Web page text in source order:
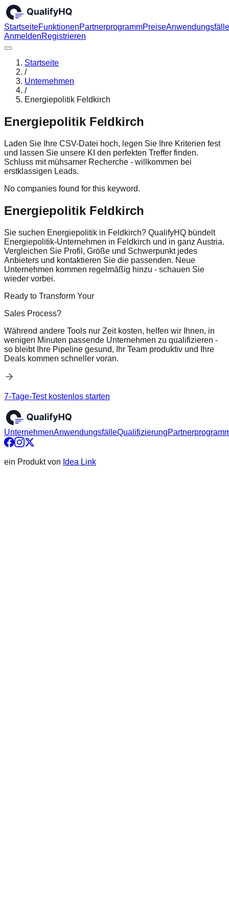
StartseiteFunktionenPartnerprogrammPreiseAnwendungsfälle
AnmeldenRegistrieren
Startseite
/
Unternehmen
/
Energiepolitik Feldkirch
Energiepolitik Feldkirch
Laden Sie Ihre CSV-Datei hoch, legen Sie Ihre Kriterien fest
und lassen Sie unsere KI den perfekten Treffer finden.
Schluss mit mühsamer Recherche - willkommen bei
erstklassigen Leads.
No companies found for this keyword.
Energiepolitik Feldkirch
Sie suchen Energiepolitik in Feldkirch? QualifyHQ bündelt
Energiepolitik-Unternehmen in Feldkirch und in ganz Austria.
Vergleichen Sie Profil, Größe und Schwerpunkt jedes
Anbieters und kontaktieren Sie die passenden. Neue
Unternehmen kommen regelmäßig hinzu - schauen Sie
wieder vorbei.
Ready to Transform Your
Sales Process?
Während andere Tools nur Zeit kosten, helfen wir Ihnen, in
wenigen Minuten passende Unternehmen zu qualifizieren -
so bleibt Ihre Pipeline gesund, Ihr Team produktiv und Ihre
Deals kommen schneller voran.
7-Tage-Test kostenlos starten
UnternehmenAnwendungsfälleQualifizierung
ein Produkt von Idea Link